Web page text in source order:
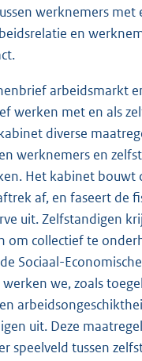
werknemers met
en
arbeidsmarkt
werken met en als
diverse
werknemers en
Het kabinet bouwt
af, en faseert de
uit. Zelfstandigen
om collectief te
Sociaal-
we, zoals
uit. Deze
speelveld tussen